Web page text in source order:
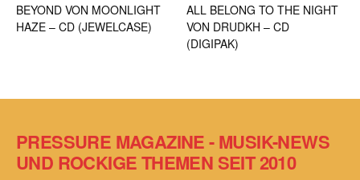
BEYOND VON MOONLIGHT
HAZE – CD (JEWELCASE)
ALL BELONG TO THE NIGHT
VON DRUDKH – CD
(DIGIPAK)
PRESSURE MAGAZINE - MUSIK-NEWS
UND ROCKIGE THEMEN SEIT 2010